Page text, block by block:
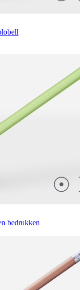
bedrukken